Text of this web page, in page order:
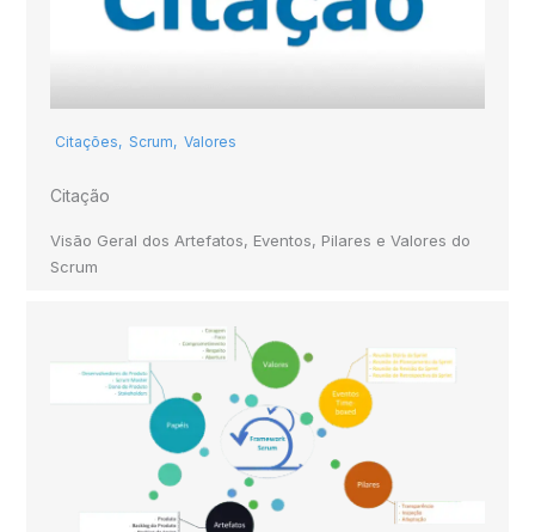
Citações, Scrum, Valores
Citação
Visão Geral dos Artefatos, Eventos, Pilares e Valores do
Scrum